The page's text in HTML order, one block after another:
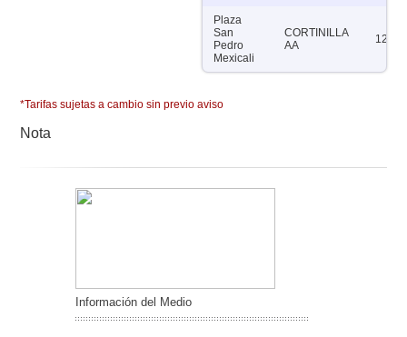
Plaza
San
Pedro
Mexicali
CORTINILLA
AA
12
*Tarifas sujetas a cambio sin previo aviso
Nota
Información del Medio